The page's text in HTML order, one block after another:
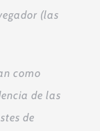
(las
como
de las
de